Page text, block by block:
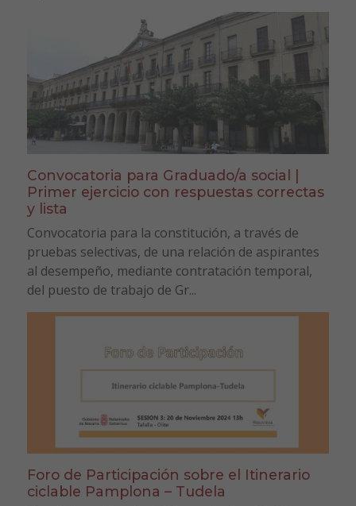
Convocatoria para Graduado/a social |
Primer ejercicio con respuestas correctas
y lista
Convocatoria para la constitución, a través de
pruebas selectivas, de una relación de aspirantes
al desempeño, mediante contratación temporal,
del puesto de trabajo de Gr...
Foro de Participación sobre el Itinerario
ciclable Pamplona – Tudela